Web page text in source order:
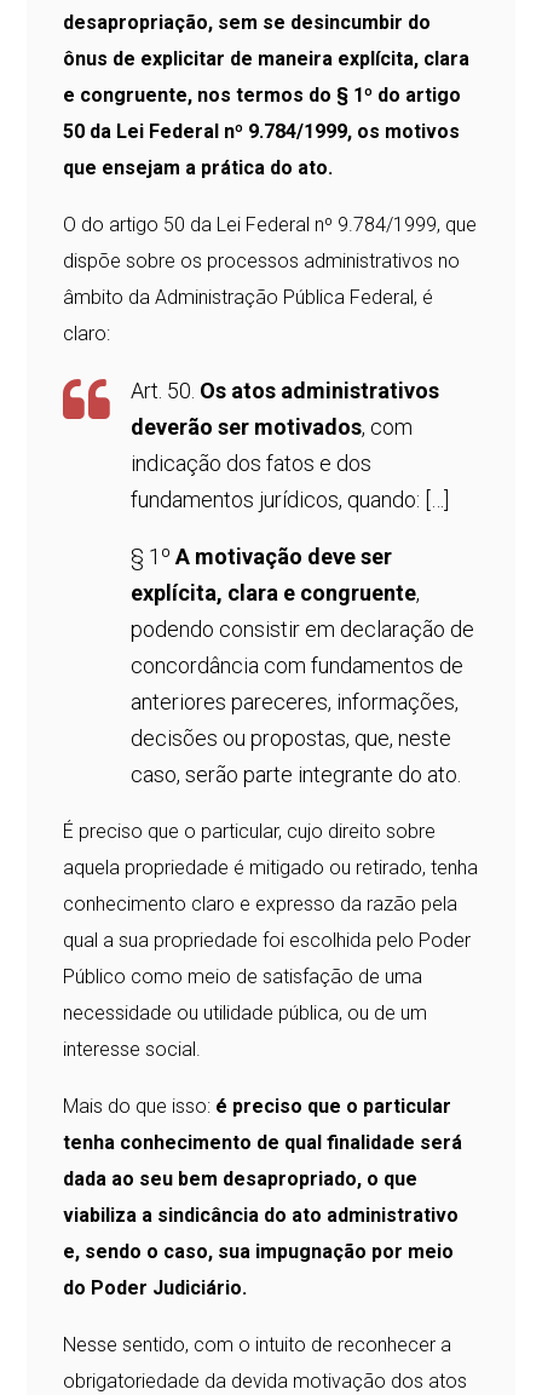
desapropriação, sem se desincumbir do
ônus de explicitar de maneira explícita, clara
e congruente, nos termos do § 1º do artigo
50 da Lei Federal nº 9.784/1999, os motivos
que ensejam a prática do ato.
O do artigo 50 da Lei Federal nº 9.784/1999, que
dispõe sobre os processos administrativos no
âmbito da Administração Pública Federal, é
claro:
Art. 50. Os atos administrativos
deverão ser motivados, com
indicação dos fatos e dos
fundamentos jurídicos, quando: […]
§ 1ºA motivação deve ser
explícita, clara e congruente,
podendo consistir em declaração de
concordância com fundamentos de
anteriores pareceres, informações,
decisões ou propostas, que, neste
caso, serão parte integrante do ato.
É preciso que o particular, cujo direito sobre
aquela propriedade é mitigado ou retirado, tenha
conhecimento claro e expresso da razão pela
qual a sua propriedade foi escolhida pelo Poder
Público como meio de satisfação de uma
necessidade ou utilidade pública, ou de um
interesse social.
Mais do que isso: é preciso que o particular
tenha conhecimento de qual finalidade será
dada ao seu bem desapropriado, o que
viabiliza a sindicância do ato administrativo
e, sendo o caso, sua impugnação por meio
do Poder Judiciário.
Nesse sentido, com o intuito de reconhecer a
obrigatoriedade da devida motivação dos atos